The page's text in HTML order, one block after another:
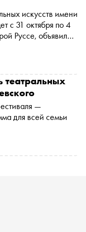
искусств имени
с 31 октября по 4
Руссе, объявил
—
для всей семьи